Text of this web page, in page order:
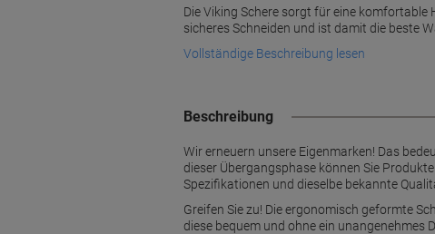
Die Viking Schere sorgt für eine komfortable
sicheres Schneiden und ist damit die beste
Vollständige Beschreibung lesen
Beschreibung
Wir erneuern unsere Eigenmarken! Das
dieser Übergangsphase können Sie
Spezifikationen und dieselbe bekannte
Greifen Sie zu! Die ergonomisch geformte
diese bequem und ohne ein